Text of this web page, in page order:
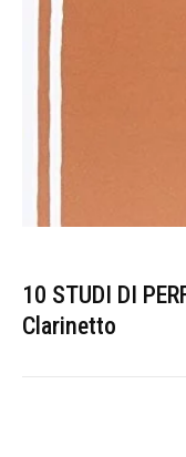
10 STUDI DI
Clarinetto